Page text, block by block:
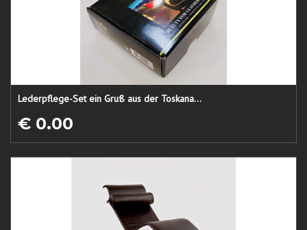
Lederpflege-Set ein Gruß aus der Toskana...
€ 0.00